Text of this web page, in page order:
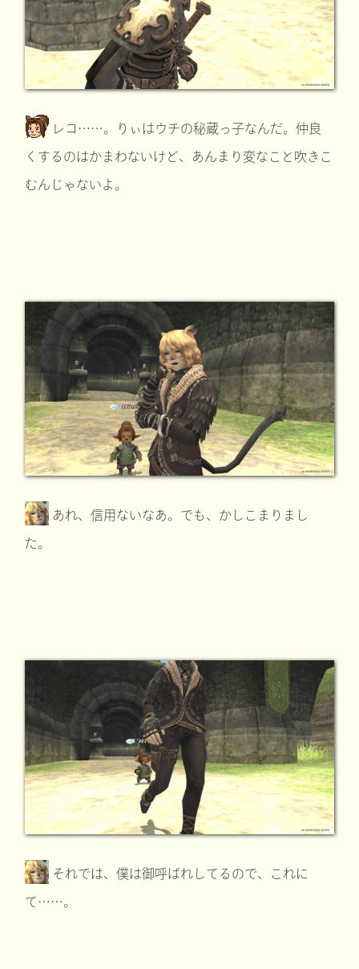
レコ……。りぃはウチの秘蔵っ子なんだ。仲良
くするのはかまわないけど、あんまり変なこと吹きこ
むんじゃないよ。
あれ、信用ないなあ。でも、かしこまりまし
た。
それでは、僕は御呼ばれしてるので、これに
て……。